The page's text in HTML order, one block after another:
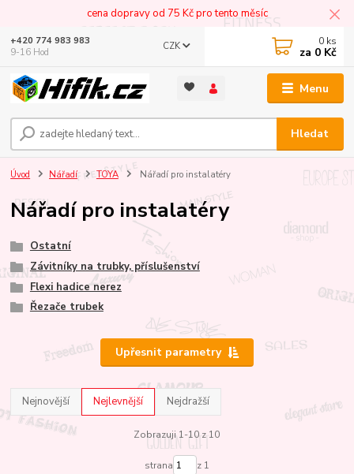
cena dopravy od 75 Kč pro tento měsíc
Menu
CZK
Hledat
+420 774 983 983
9-16 Hod
0 ks
za 0 Kč
Úvod Nářadí TOYA Nářadí pro instalatéry
Nářadí pro instalatéry
Ostatní
Závitníky na trubky, příslušenství
Flexi hadice nerez
Řezače trubek
Upřesnit parametry
Nejnovější Nejlevnější Nejdražší
Zobrazuji 1-10 z 10
strana z 1